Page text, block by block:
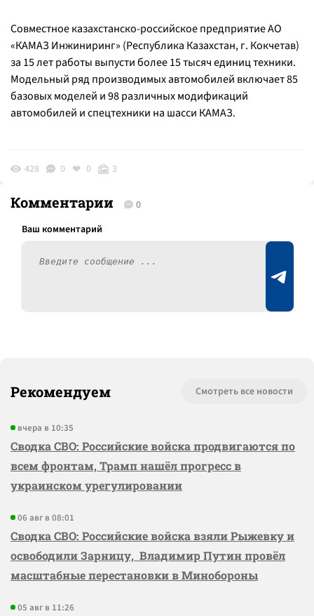
Совместное казахстанско-российское предприятие АО
«КАМАЗ Инжиниринг» (Республика Казахстан, г. Кокчетав)
за 15 лет работы выпусти более 15 тысяч единиц техники.
Модельный ряд производимых автомобилей включает 85
базовых моделей и 98 различных модификаций
автомобилей и спецтехники на шасси КАМАЗ.
428 0 0 3
Комментарии 0
Рекомендуем Смотреть все новости
вчера в 10:35
Сводка СВО: Российские войска продвигаются по
всем фронтам, Трамп нашёл прогресс в
украинском урегулировании
06 авг в 08:01
Сводка СВО: Российские войска взяли Рыжевку и
освободили Зарницу, Владимир Путин провёл
масштабные перестановки в Минобороны
05 авг в 11:26